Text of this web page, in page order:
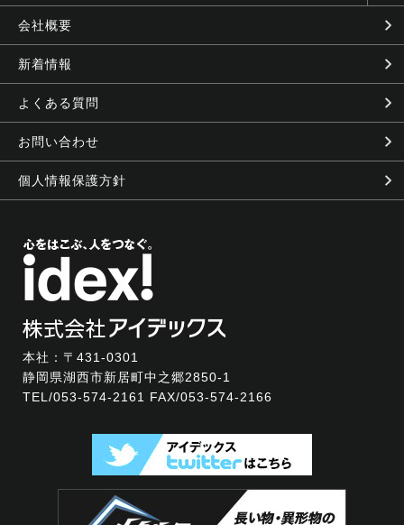
会社概要
新着情報
よくある質問
お問い合わせ
個人情報保護方針
本社：〒431-0301
静岡県湖西市新居町中之郷2850-1
TEL/053-574-2161 FAX/053-574-2166